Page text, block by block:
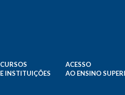
CURSOS
E INSTITUIÇÕES
ACESSO
AO ENSINO